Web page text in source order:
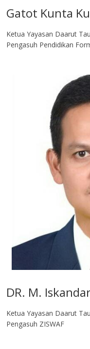
Gatot Kunta
Ketua Yayasan Daarut
Pengasuh Pendidikan
DR. M.
Ketua Yayasan Daarut
Pengasuh ZISWAF